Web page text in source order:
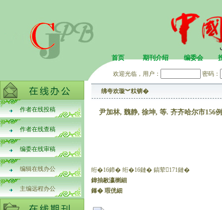
首页 期刊介绍 编委会
欢迎光临，用户： 密码：
作者在线投稿
作者在线查稿
编委在线审稿
编辑在线办公
主编远程办公
绋夸欢璇︾粏锛�
尹加林, 魏静, 徐坤, 等. 齐齐哈尔市156
绗�16鍗� 绗�16鏈� 鎬荤171鏈�
鍏抽敭瀛楋細
鎽� 瑕侊細